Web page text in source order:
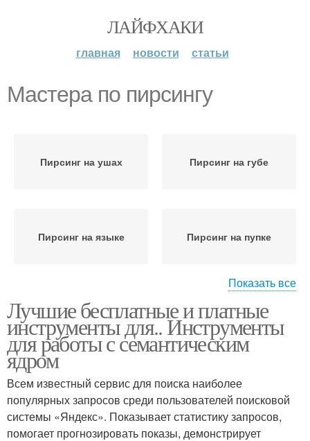
ЛАЙФХАКИ
главная новости статьи
Мастера по пирсингу
Пирсинг на ушах Пирсинг на губе
Пирсинг на языке Пирсинг на пупке
Пирсинг на сосках Пирсинг на ногтях
Показать все
Лучшие бесплатные и платные
инструменты для.. Инструменты
для работы с семантическим
ядром
Всем известный сервис для поиска наиболее
популярных запросов среди пользователей поисковой
системы «Яндекс». Показывает статистику запросов,
помогает прогнозировать показы, демонстрирует